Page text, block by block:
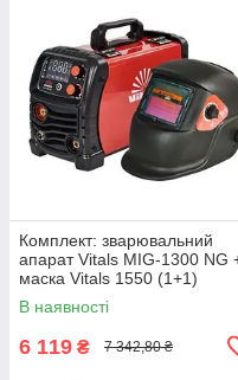
Комплект: зварювальний
апарат Vitals MIG-1300 NG
маска Vitals 1550 (1+1)
В наявності
6 119 ₴ 7 342,80 ₴